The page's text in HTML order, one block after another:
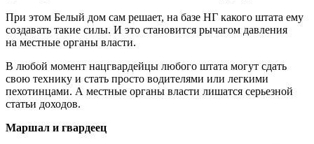
При этом Белый дом сам решает, на базе НГ какого штата ему
создавать такие силы. И это становится рычагом давления
на местные органы власти.
В любой момент нацгвардейцы любого штата могут сдать
свою технику и стать просто водителями или легкими
пехотинцами. А местные органы власти лишатся серьезной
статьи доходов.
Маршал и гвардеец